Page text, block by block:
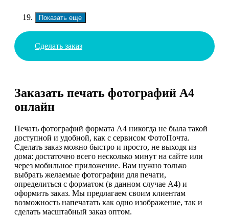
Показать еще
Сделать заказ
Заказать печать фотографий А4
онлайн
Печать фотографий формата А4 никогда не была такой
доступной и удобной, как с сервисом ФотоПочта.
Сделать заказ можно быстро и просто, не выходя из
дома: достаточно всего несколько минут на сайте или
через мобильное приложение. Вам нужно только
выбрать желаемые фотографии для печати,
определиться с форматом (в данном случае А4) и
оформить заказ. Мы предлагаем своим клиентам
возможность напечатать как одно изображение, так и
сделать масштабный заказ оптом.